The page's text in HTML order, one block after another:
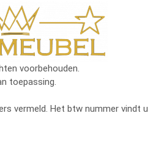
voorbehouden.
toepassing.
vermeld. Het btw nummer vindt u